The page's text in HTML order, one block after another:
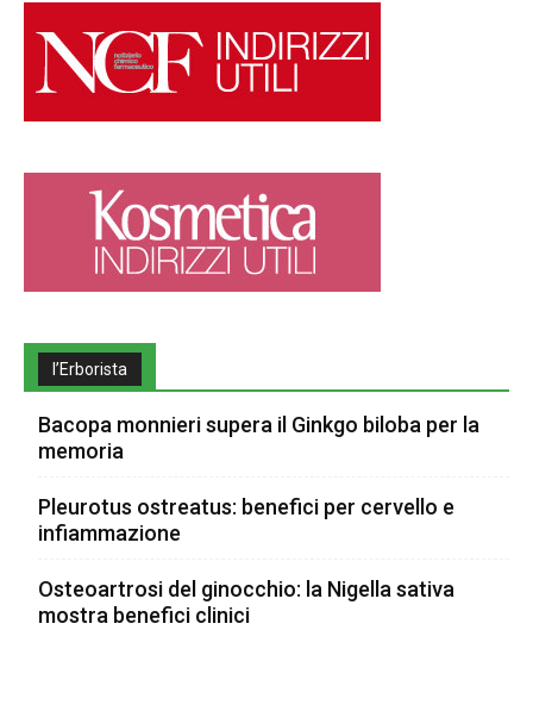
l’Erborista
Bacopa monnieri supera il Ginkgo biloba per la
memoria
Pleurotus ostreatus: benefici per cervello e
infiammazione
Osteoartrosi del ginocchio: la Nigella sativa
mostra benefici clinici